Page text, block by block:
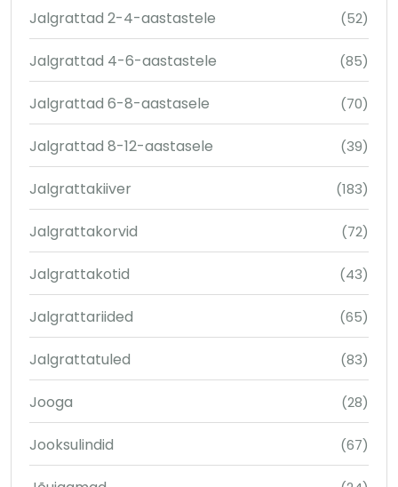
Jalgrattad 2-4-aastastele (52)
Jalgrattad 4-6-aastastele (85)
Jalgrattad 6-8-aastasele (70)
Jalgrattad 8-12-aastasele (39)
Jalgrattakiiver (183)
Jalgrattakorvid (72)
Jalgrattakotid (43)
Jalgrattariided (65)
Jalgrattatuled (83)
Jooga (28)
Jooksulindid (67)